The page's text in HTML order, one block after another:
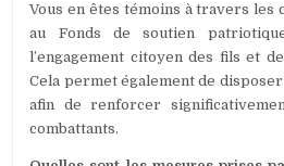
Vous en êtes témoins à travers
au Fonds de soutien
l’engagement citoyen des fils et
Cela permet également de
afin de renforcer
combattants.